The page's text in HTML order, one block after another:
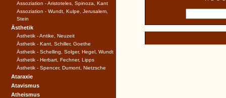
Assoziation - Aristoteles, Spinoza, Kant
Assoziation - Wundt, Kulpe, Jerusalem,
Stein
Ästhetik
Ästhetik - Antike, Neuzeit
Ästhetik - Kant, Schiller, Goethe
Ästhetik - Schelling, Solger, Hegel, Wundt
Ästhetik - Herbart, Fechner, Lipps
Ästhetik - Spencer, Dumont, Nietzsche
Ataraxie
Atavismus
Atheismus